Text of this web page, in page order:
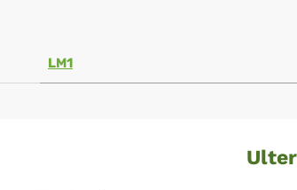
LM1